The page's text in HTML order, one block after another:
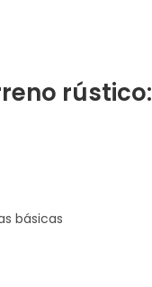
rústico:
básicas